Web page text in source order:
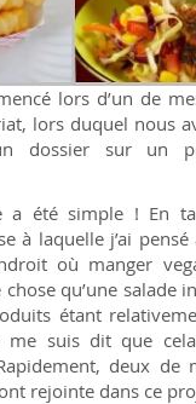
lors d’un de
lors duquel nous
dossier sur un
a été simple ! En
à laquelle j’ai
où manger
qu’une salade
étant
me suis dit que
deux de
rejointe dans ce